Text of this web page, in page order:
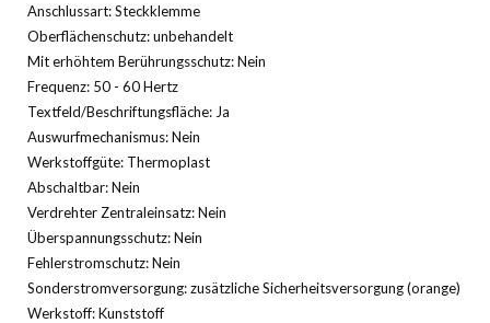
Anschlussart: Steckklemme
Oberflächenschutz: unbehandelt
Mit erhöhtem Berührungsschutz: Nein
Frequenz: 50 - 60 Hertz
Textfeld/Beschriftungsfläche: Ja
Auswurfmechanismus: Nein
Werkstoffgüte: Thermoplast
Abschaltbar: Nein
Verdrehter Zentraleinsatz: Nein
Überspannungsschutz: Nein
Fehlerstromschutz: Nein
Sonderstromversorgung: zusätzliche Sicherheitsversorgung (orange)
Werkstoff: Kunststoff